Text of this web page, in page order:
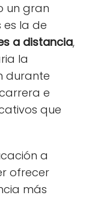
un gran
es la de
a distancia,
la
durante
e
que
a
ofrecer
más